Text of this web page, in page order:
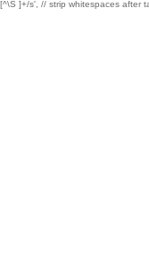
[^\S ]+/s', // strip whitespaces after